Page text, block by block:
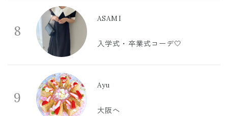
8
ASAMI
入学式・卒業式コーデ🤍
9
Ayu
大阪へ